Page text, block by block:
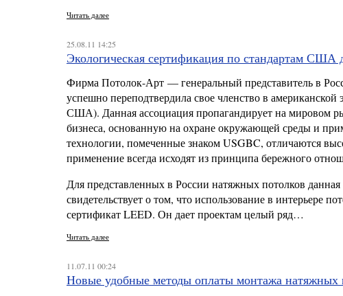
Читать далее
25.08.11 14:25
Экологическая сертификация по стандартам США
Фирма Потолок-Арт — генеральный представитель в
успешно переподтвердила свое членство в
США). Данная ассоциация пропагандирует на мировом
бизнеса, основанную на охране окружающей среды и
технологии, помеченные знаком USGBC, отличаются
применение всегда исходят из принципа бережного
Для представленных в России натяжных потолков
свидетельствует о том, что использование в интерьере
сертификат LEED. Он дает проектам целый ряд…
Читать далее
11.07.11 00:24
Новые удобные методы оплаты монтажа натяжных